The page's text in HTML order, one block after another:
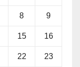
8 9
15 16
22 23